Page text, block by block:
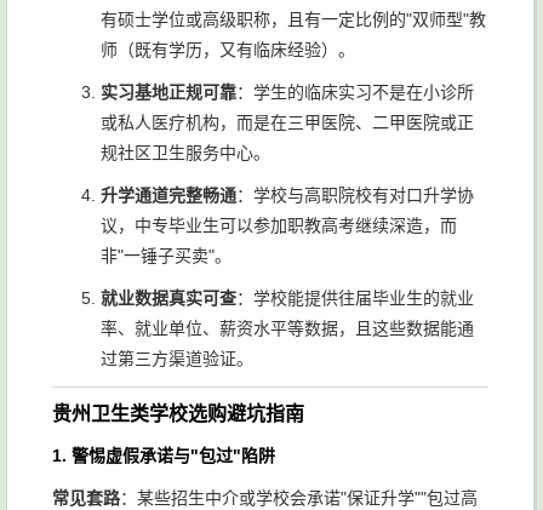
有硕士学位或高级职称，且有一定比例的"双师型"教
师（既有学历，又有临床经验）。
实习基地正规可靠：学生的临床实习不是在小诊所
或私人医疗机构，而是在三甲医院、二甲医院或正
规社区卫生服务中心。
升学通道完整畅通：学校与高职院校有对口升学协
议，中专毕业生可以参加职教高考继续深造，而
非"一锤子买卖"。
就业数据真实可查：学校能提供往届毕业生的就业
率、就业单位、薪资水平等数据，且这些数据能通
过第三方渠道验证。
贵州卫生类学校选购避坑指南
1. 警惕虚假承诺与"包过"陷阱
常见套路：某些招生中介或学校会承诺"保证升学""包过高